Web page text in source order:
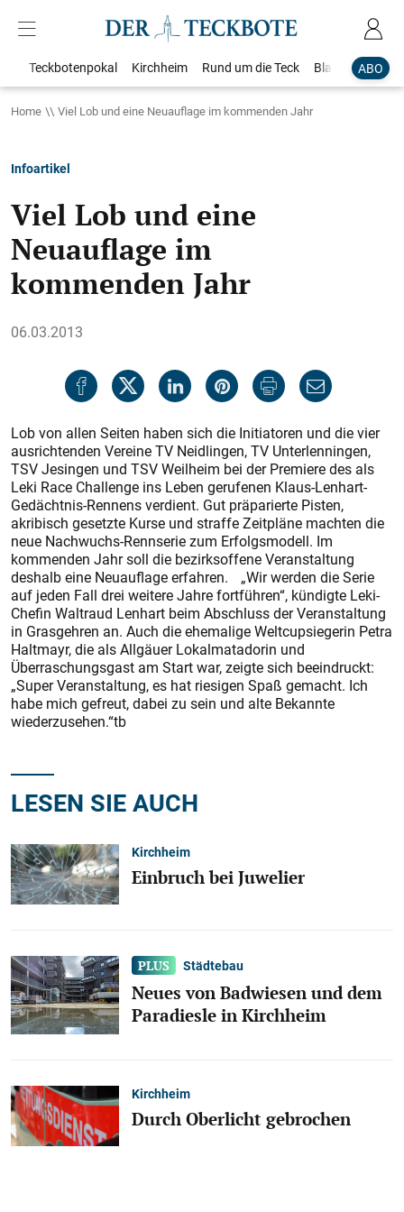
ABO
Teckbotenpokal Kirchheim Rund um die Teck Blaulicht
Home Viel Lob und eine Neuauflage im kommenden Jahr
Infoartikel
Viel Lob und eine
Neuauflage im
kommenden Jahr
06.03.2013
Lob von allen Seiten haben sich die Initiatoren und die vier
ausrichtenden Vereine TV Neidlingen, TV Unterlenningen,
TSV Jesingen und TSV Weilheim bei der Premiere des als
Leki Race Challenge ins Leben gerufenen Klaus-Lenhart-
Gedächtnis-Rennens verdient. Gut präparierte Pisten,
akribisch gesetzte Kurse und straffe Zeitpläne machten die
neue Nachwuchs-Rennserie zum Erfolgsmodell. Im
kommenden Jahr soll die bezirksoffene Veranstaltung
deshalb eine Neuauflage erfahren. „Wir werden die Serie
auf jeden Fall drei weitere Jahre fortführen“, kündigte Leki-
Chefin Waltraud Lenhart beim Abschluss der Veranstaltung
in Grasgehren an. Auch die ehemalige Weltcupsiegerin Petra
Haltmayr, die als Allgäuer Lokalmatadorin und
Überraschungsgast am Start war, zeigte sich beeindruckt:
„Super Veranstaltung, es hat riesigen Spaß gemacht. Ich
habe mich gefreut, dabei zu sein und alte Bekannte
wiederzusehen.“tb
LESEN SIE AUCH
Kirchheim
Einbruch bei Juwelier
Städtebau
Neues von Badwiesen und dem
Paradiesle in Kirchheim
Kirchheim
Durch Oberlicht gebrochen